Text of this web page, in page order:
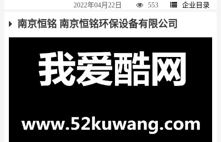
2022年04月22日 553 企业目录
南京恒铭 南京恒铭环保设备有限公司